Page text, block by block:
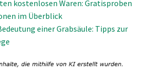
kostenlosen Waren: Gratisproben
im Überblick
einer Grabsäule: Tipps zur